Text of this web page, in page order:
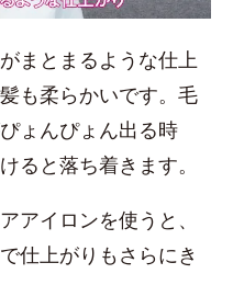
まとまるような仕上
も柔らかいです。毛
ょんぴょん出る時
ると落ち着きます。
アイロンを使うと、
仕上がりもさらにき